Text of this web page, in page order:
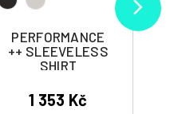
PERFORMANCE
++ SLEEVELESS
SHIRT
1 353 Kč